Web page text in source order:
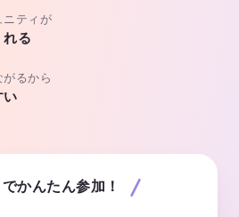
ニティが
れる
るから
い
かんたん参加！